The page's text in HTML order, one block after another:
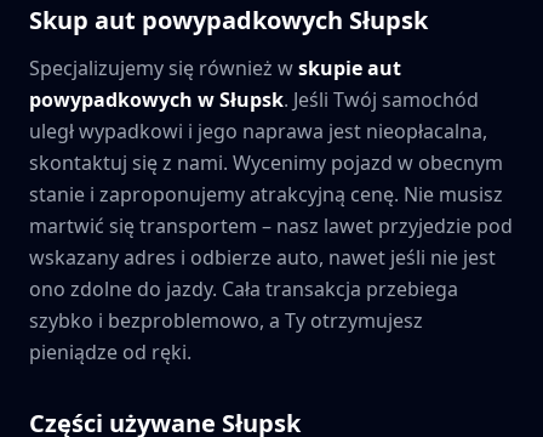
Skup aut powypadkowych Słupsk
Specjalizujemy się również wskupie aut
powypadkowych wSłupsk. Jeśli Twój samochód
uległ wypadkowi i jego naprawa jest nieopłacalna,
skontaktuj się z nami. Wycenimy pojazd w obecnym
stanie i zaproponujemy atrakcyjną cenę. Nie musisz
martwić się transportem – nasz lawet przyjedzie pod
wskazany adres i odbierze auto, nawet jeśli nie jest
ono zdolne do jazdy. Cała transakcja przebiega
szybko i bezproblemowo, a Ty otrzymujesz
pieniądze od ręki.
Części używane Słupsk